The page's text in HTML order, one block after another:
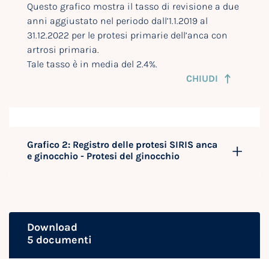
Questo grafico mostra il tasso di revisione a due
anni aggiustato nel periodo dall’1.1.2019 al
31.12.2022 per le protesi primarie dell’anca con
artrosi primaria.
Tale tasso è in media del 2.4%.
CHIUDI
Grafico 2: Registro delle protesi SIRIS anca
e ginocchio - Protesi del ginocchio
Download
5 documenti